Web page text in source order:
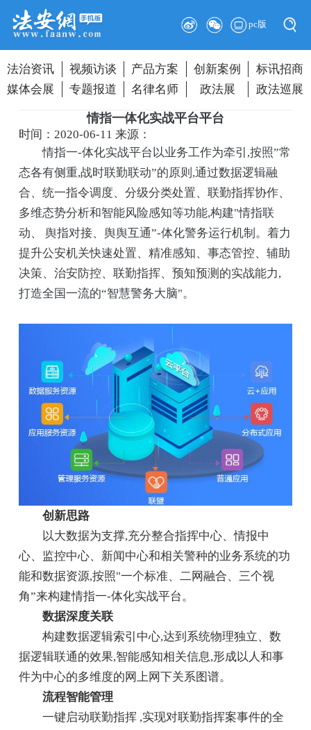
pc版
法治资讯 视频访谈 产品方案 创新案例
标讯招商
媒体会展
专题报道 名律名师 政法展 政法巡展
情指一体化实战平台平台
时间：2020-06-11来源：
情指一-体化实战平台以业务工作为牵引,按照”常
态各有侧重,战时联勤联动”的原则,通过数据逻辑融
合、统一指令调度、分级分类处置、联勤指挥协作、
多维态势分析和智能风险感知等功能,构建"情指联
动、 舆指对接、舆舆互通”-体化警务运行机制。着力
提升公安机关快速处置、精准感知、事态管控、辅助
决策、治安防控、联勤指挥、预知预测的实战能力,
打造全国一流的“智慧警务大脑"。
创新思路
以大数据为支撑,充分整合指挥中心、情报中
心、监控中心、新闻中心和相关警种的业务系统的功
能和数据资源,按照"一个标准、二网融合、三个视
角”来构建情指一-体化实战平台。
数据深度关联
构建数据逻辑索引中心,达到系统物理独立、数
据逻辑联通的效果,智能感知相关信息,形成以人和事
件为中心的多维度的网上网下关系图谱。
流程智能管理
一键启动联勤指挥 ,实现对联勤指挥案事件的全